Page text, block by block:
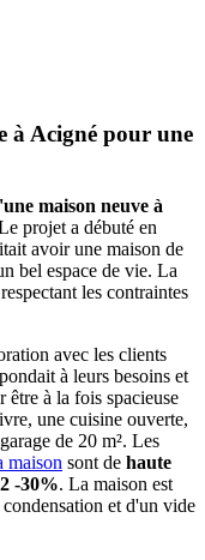
à Acigné pour une
maison neuve à
projet a débuté en
avoir une maison de
bel espace de vie. La
les contraintes
avec les clients
à leurs besoins et
être à la fois spacieuse
une cuisine ouverte,
de 20 m². Les
maison sont de haute
-30%. La maison est
et d'un vide